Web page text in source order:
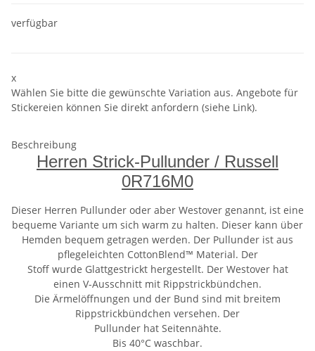
verfügbar
x
Wählen Sie bitte die gewünschte Variation aus. Angebote für
Stickereien können Sie direkt anfordern (siehe Link).
Beschreibung
Herren Strick-Pullunder / Russell
0R716M0
Dieser Herren Pullunder oder aber Westover genannt, ist eine
bequeme Variante um sich warm zu halten. Dieser kann über
Hemden bequem getragen werden. Der Pullunder ist aus
pflegeleichten CottonBlend™ Material. Der
Stoff wurde Glattgestrickt hergestellt. Der Westover hat
einen V-Ausschnitt mit Rippstrickbündchen.
Die Ärmelöffnungen und der Bund sind mit breitem
Rippstrickbündchen versehen. Der
Pullunder hat Seitennähte.
Bis 40°C waschbar.